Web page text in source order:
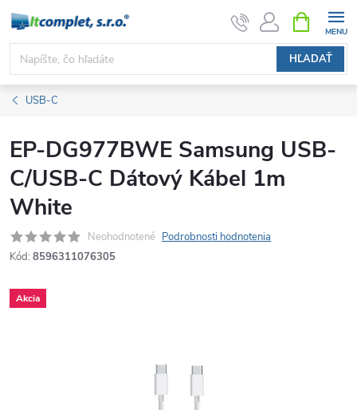
Prejsť
obsah
HĽADAŤ
KOŠÍK
USB-C
EP-DG977BWE Samsung USB-
C/USB-C Dátový Kábel 1m
White
Neohodnotené Podrobnosti hodnotenia
Kód: 8596311076305
Akcia